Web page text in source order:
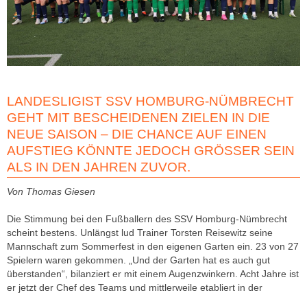
LANDESLIGIST SSV HOMBURG-NÜMBRECHT
GEHT MIT BESCHEIDENEN ZIELEN IN DIE
NEUE SAISON – DIE CHANCE AUF EINEN
AUFSTIEG KÖNNTE JEDOCH GRÖSSER SEIN A
LS IN DEN JAHREN ZUVOR.
Von Thomas Giesen
Die Stimmung bei den Fußballern des SSV Homburg-Nümbrecht
scheint bestens. Unlängst lud Trainer Torsten Reisewitz seine
Mannschaft zum Sommerfest in den eigenen Garten ein. 23 von 27
Spielern waren gekommen. „Und der Garten hat es auch gut
überstanden“, bilanziert er mit einem Augenzwinkern. Acht Jahre ist
er jetzt der Chef des Teams und mittlerweile etabliert in der